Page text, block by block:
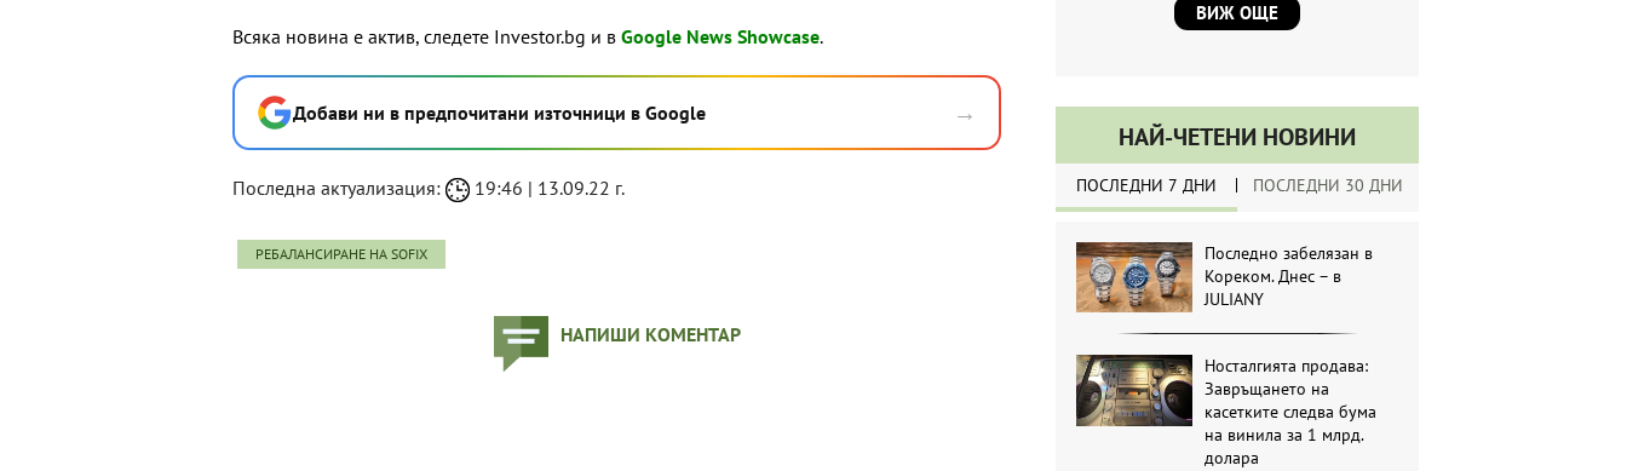
Всяка новина е актив, следете Investor.bg и в Google News Showcase.
Добави ни в предпочитани източници в Google →
Последна актуализация: 19:46 | 13.09.22 г.
РЕБАЛАНСИРАНЕ НА SOFIX
НАПИШИ КОМЕНТАР
ВИЖ ОЩЕ
НАЙ-ЧЕТЕНИ НОВИНИ
ПОСЛЕДНИ 7 ДНИ ПОСЛЕДНИ 30 ДНИ
Последно забелязан в
Кореком. Днес – в
JULIANY
Носталгията продава:
Завръщането на
касетките следва бума
на винила за 1 млрд.
долара